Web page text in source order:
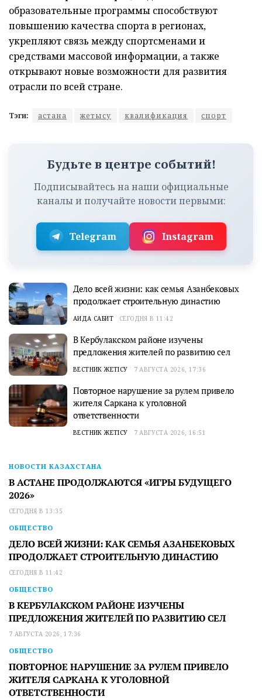
образовательные программы способствуют
повышению качества спорта в регионах,
укрепляют связь между спортсменами и
средствами массовой информации, а также
открывают новые возможности для развития
отрасли по всей стране.
Тэги: астана жетысу квалификация спорт
Будьте в центре событий!
Подписывайтесь на наши официальные
каналы и получайте новости первыми:
Telegram Instagram
Дело всей жизни: как семья Азанбековых
продолжает строительную династию
АИДА САБИТ СЕГОДНЯ В 11:42
В Кербулакском районе изучены
предложения жителей по развитию сел
ВЕСТНИК ЖЕТІСУ 7 АВГУСТА 2026, 17:36
Повторное нарушение за рулем привело
жителя Саркана к уголовной
ответственности
ВЕСТНИК ЖЕТІСУ 7 АВГУСТА 2026, 16:51
НОВОСТИ КАЗАХСТАНА
В АСТАНЕ ПРОДОЛЖАЮТСЯ «ИГРЫ БУДУЩЕГО
2026»
СЕГОДНЯ В 13:35
ОБЩЕСТВО
ДЕЛО ВСЕЙ ЖИЗНИ: КАК СЕМЬЯ АЗАНБЕКОВЫХ
ПРОДОЛЖАЕТ СТРОИТЕЛЬНУЮ ДИНАСТИЮ
СЕГОДНЯ В 11:42
ОБЩЕСТВО
В КЕРБУЛАКСКОМ РАЙОНЕ ИЗУЧЕНЫ
ПРЕДЛОЖЕНИЯ ЖИТЕЛЕЙ ПО РАЗВИТИЮ СЕЛ
7 АВГУСТА 2026, 17:36
ОБЩЕСТВО
ПОВТОРНОЕ НАРУШЕНИЕ ЗА РУЛЕМ ПРИВЕЛО
ЖИТЕЛЯ САРКАНА К УГОЛОВНОЙ
ОТВЕТСТВЕННОСТИ